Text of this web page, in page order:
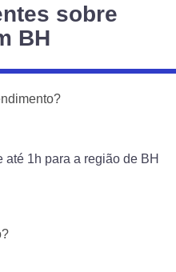
sobre
BH
até 1h para a região de BH